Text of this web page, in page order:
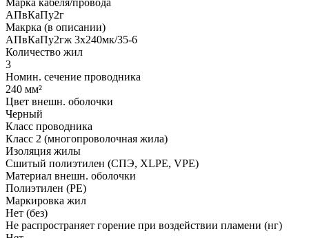
АПвКаПу2г
Макрка (в описании)
АПвКаПу2гж 3x240мк/35-6
Количество жил
3
Номин. сечение проводника
240 мм²
Цвет внешн. оболочки
Черный
Класс проводника
Класс 2 (многопроволочная жила)
Изоляция жилы
Сшитый полиэтилен (СПЭ, XLPE, VPE)
Материал внешн. оболочки
Полиэтилен (PE)
Маркировка жил
Нет (без)
Не распространяет горение при воздействии пламени (нг)